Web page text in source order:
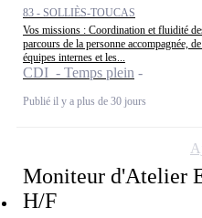
83 - SOLLIÈS-TOUCAS
Vos missions : Coordination et fluidité
parcours de la personne accompagnée,
équipes internes et les...
CDI - Temps plein
Publié il y a plus de 30 jours
Moniteur d'Atelier
H/F